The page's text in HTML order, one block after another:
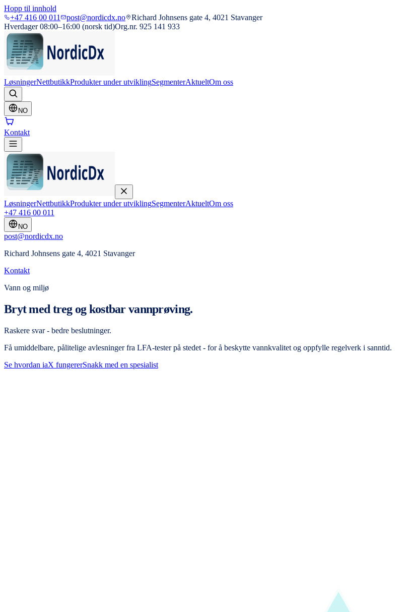
Hopp til innhold
+47 416 00 011
post@nordicdx.no
Richard Johnsens gate 4, 4021 Stavanger
Hverdager 08:00–16:00 (norsk tid)Org.nr. 925 141 933
LøsningerNettbutikkProdukter under utviklingSegmenterAktueltOm oss
NO
Kontakt
LøsningerNettbutikkProdukter under utviklingSegmenterAktueltOm oss
+47 416 00 011
NO
post@nordicdx.no
Richard Johnsens gate 4, 4021 Stavanger
Kontakt
Vann og miljø
Bryt med treg og kostbar vannprøving.
Raskere svar - bedre beslutninger.
Få umiddelbare, pålitelige avlesninger fra LFA-tester på stedet - for å beskytte vannkvalitet og oppfylle regelverk i sanntid.
Se hvordan iaX fungererSnakk med en spesialist